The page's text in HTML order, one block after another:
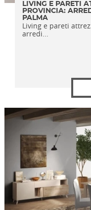
LIVING E PARETI
PROVINCIA:
PALMA
Living e pareti
arredi...